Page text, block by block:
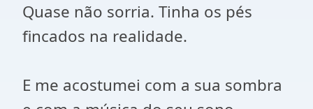
Quase não sorria. Tinha os pés
fincados na realidade.
E me acostumei com a sua sombra